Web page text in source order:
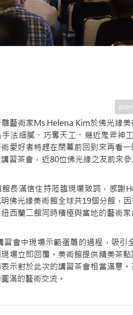
prev
藝術家Ms Helena Kim於佛光緣
法細膩、巧奪天工、幾近鬼斧神
愛好者特趕在閉幕前回到來再看
習茶會，近80位佛光緣之友前來
長滿信住持蒞臨現場致詞，感謝
佛光緣美術館全球共19個分館，
西蘭二館同時積極與當地的藝術
習會中現場示範蛋雕的過程，吸引
場立即回覆。美術館提供精美茶
示對於此次的講習茶會相當滿意
滿的藝術交流。